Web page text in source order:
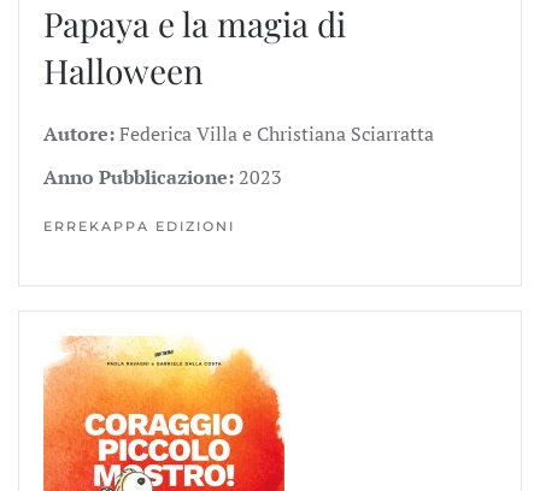
Papaya e la magia di
Halloween
Autore:Federica Villa e Christiana Sciarratta
Anno Pubblicazione: 2023
ERREKAPPA EDIZIONI